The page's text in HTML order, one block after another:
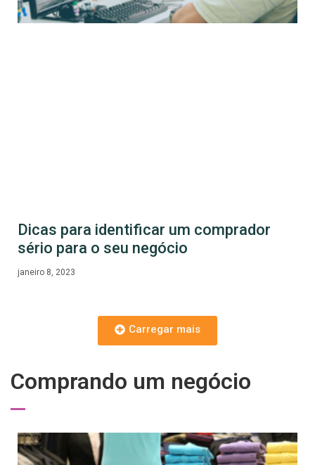
Dicas para identificar um comprador
sério para o seu negócio
janeiro 8, 2023
Carregar mais
Comprando um negócio